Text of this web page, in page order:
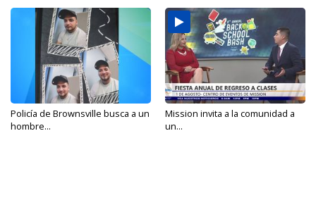
Policía de Brownsville busca a un
hombre...
Mission invita a la comunidad a
un...